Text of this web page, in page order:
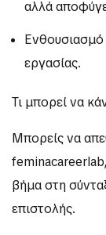
αλλά
Ενθουσιασμό
εργασίας.
Τι μπορεί να
Μπορείς να
βήμα στη
επιστολής.